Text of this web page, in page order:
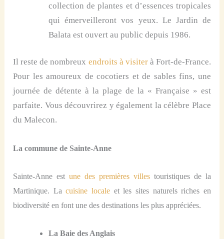
collection de plantes et d’essences tropicales
qui émerveilleront vos yeux. Le Jardin de
Balataest ouvert au public depuis 1986.
Il reste de nombreux endroits à visiterà Fort-de-France.
Pour les amoureux de cocotiers et de sables fins, une
journée de détenteàlaplage de la « Française » est
parfaite. Vous découvrirez yégalement la célèbre Place
du Malecon.
La commune de Sainte-Anne
Sainte-Anne estune des premières villestouristiques de la
Martinique. Lacuisine locale et les sites naturels riches en
biodiversité en font une des destinations les plus appréciées.
La Baie des Anglais